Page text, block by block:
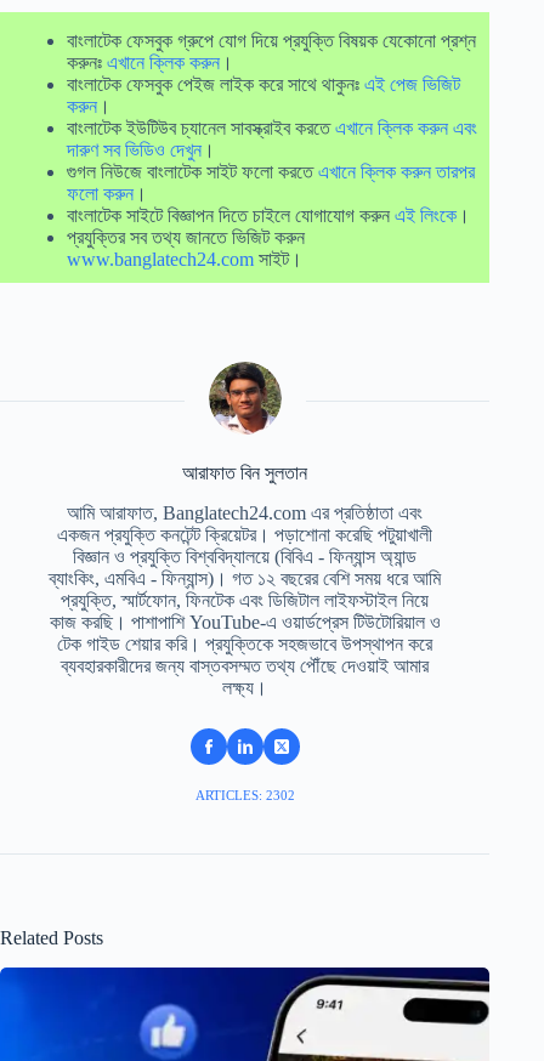
বাংলাটেক ফেসবুক গ্রুপে যোগ দিয়ে প্রযুক্তি বিষয়ক যেকোনো প্রশ্ন
করুনঃ এখানে ক্লিক করুন ।
বাংলাটেক ফেসবুক পেইজ লাইক করে সাথে থাকুনঃ এই পেজ ভিজিট
করুন ।
বাংলাটেক ইউটিউব চ্যানেল সাবস্ক্রাইব করতেএখানে ক্লিক করুন এবং
দারুণ সব ভিডিও দেখুন ।
গুগল নিউজে বাংলাটেক সাইট ফলো করতেএখানে ক্লিক করুন তারপর
ফলো করুন ।
বাংলাটেক সাইটে বিজ্ঞাপন দিতে চাইলে যোগাযোগ করুন এই লিংকে ।
প্রযুক্তির সব তথ্য জানতে ভিজিট করুন
www.banglatech24.com সাইট।
আরাফাত বিন সুলতান
আমি আরাফাত, Banglatech24.com এর প্রতিষ্ঠাতা এবং
একজন প্রযুক্তি কনটেন্ট ক্রিয়েটর। পড়াশোনা করেছি পটুয়াখালী
বিজ্ঞান ও প্রযুক্তি বিশ্ববিদ্যালয়ে (বিবিএ - ফিন্যান্স অ্যান্ড
ব্যাংকিং, এমবিএ - ফিন্যান্স)। গত ১২ বছরের বেশি সময় ধরে আমি
প্রযুক্তি, স্মার্টফোন, ফিনটেক এবং ডিজিটাল লাইফস্টাইল নিয়ে
কাজ করছি। পাশাপাশি YouTube-এ ওয়ার্ডপ্রেস টিউটোরিয়াল ও
টেক গাইড শেয়ার করি। প্রযুক্তিকে সহজভাবে উপস্থাপন করে
ব্যবহারকারীদের জন্য বাস্তবসম্মত তথ্য পৌঁছে দেওয়াই আমার
লক্ষ্য।
ARTICLES: 2302
Related Posts